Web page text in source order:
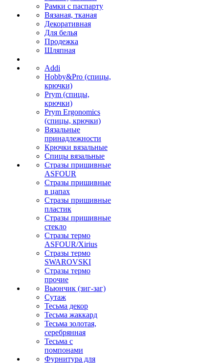
Рамки с паспарту
Вязаная, тканая
Декоративная
Для белья
Продежка
Шляпная
Addi
Hobby&Pro (спицы,
крючки)
Prym (спицы,
крючки)
Prym Ergonomics
(спицы, крючки)
Вязальные
принадлежности
Крючки вязальные
Спицы вязальные
Стразы пришивные
ASFOUR
Стразы пришивные
в цапах
Стразы пришивные
пластик
Стразы пришивные
стекло
Стразы термо
ASFOUR/Xirius
Стразы термо
SWAROVSKI
Стразы термо
прочие
Вьюнчик (зиг-заг)
Сутаж
Тесьма декор
Тесьма жаккард
Тесьма золотая,
серебрянная
Тесьма с
помпонами
Фурнитура для